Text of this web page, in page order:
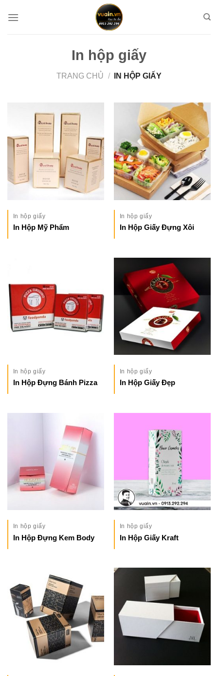
đến
In hộp giấy
TRANG CHỦ / IN HỘP GIẤY
In hộp giấy
In Hộp Mỹ Phẩm
In hộp giấy
In Hộp Giấy Đựng Xôi
In hộp giấy
In Hộp Đựng Bánh Pizza
In hộp giấy
In Hộp Giấy Đẹp
In hộp giấy
In Hộp Đựng Kem Body
In hộp giấy
In Hộp Giấy Kraft